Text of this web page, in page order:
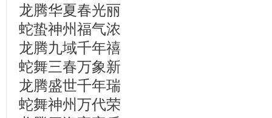
龙腾华夏春光丽
蛇蛰神州福气浓
龙腾九域千年禧
蛇舞三春万象新
龙腾盛世千年瑞
蛇舞神州万代荣